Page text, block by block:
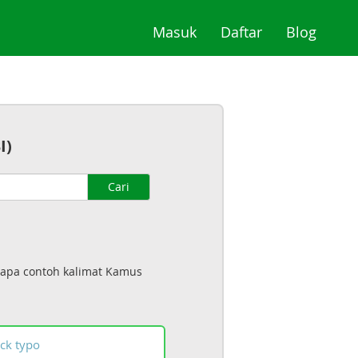
Masuk(current)
Daftar(current)
Blog
Cari
contoh kalimat Kamus
typo